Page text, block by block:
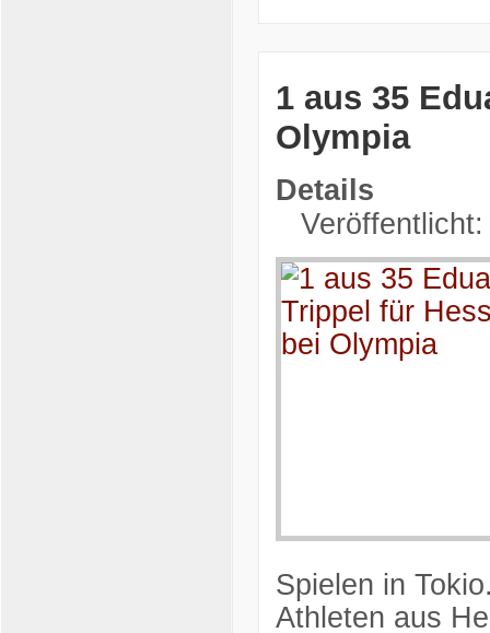
1 aus 35
Olympia
Details
Spielen in
Athleten aus